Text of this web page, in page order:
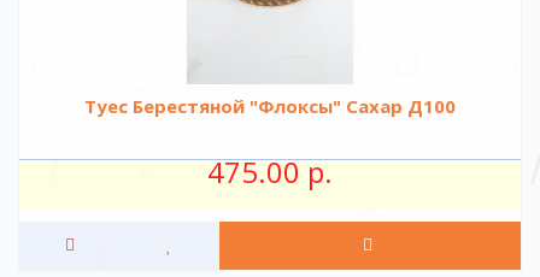
Туес Берестяной "Флоксы" Сахар Д100
475.00 р.